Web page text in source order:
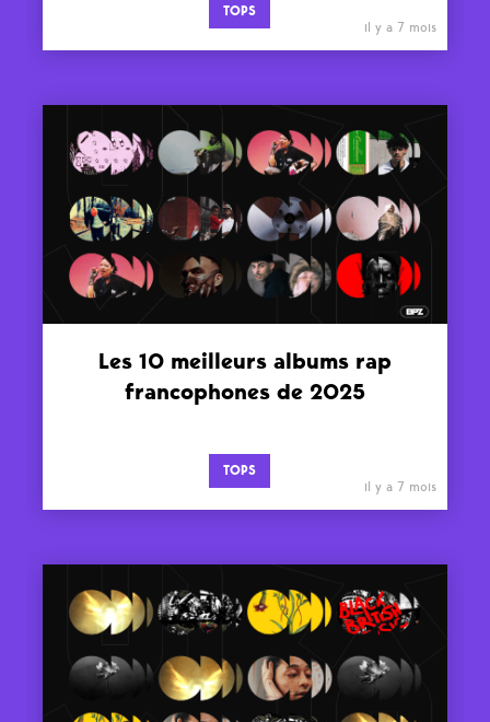
TOPS
il y a 7 mois
Les 10 meilleurs albums rap
francophones de 2025
TOPS
il y a 7 mois